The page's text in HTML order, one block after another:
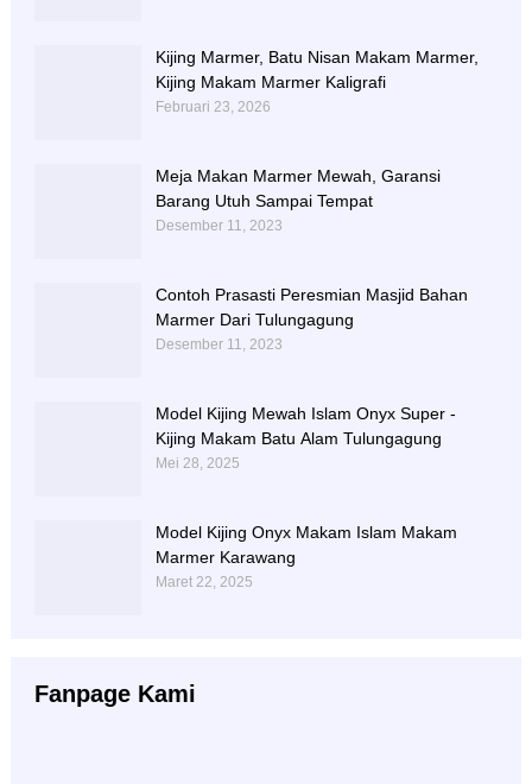
Kijing Marmer, Batu Nisan Makam Marmer,
Kijing Makam Marmer Kaligrafi
Februari 23, 2026
Meja Makan Marmer Mewah, Garansi
Barang Utuh Sampai Tempat
Desember 11, 2023
Contoh Prasasti Peresmian Masjid Bahan
Marmer Dari Tulungagung
Desember 11, 2023
Model Kijing Mewah Islam Onyx Super -
Kijing Makam Batu Alam Tulungagung
Mei 28, 2025
Model Kijing Onyx Makam Islam Makam
Marmer Karawang
Maret 22, 2025
Fanpage Kami